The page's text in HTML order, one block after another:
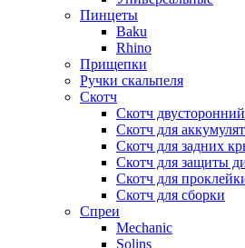
Пинцеты
Baku
Rhino
Прищепки
Ручки скальпеля
Скотч
Скотч двусторонний
Скотч для
Скотч для задних
Скотч для защиты
Скотч для
Скотч для сборки
Спреи
Mechanic
Solins